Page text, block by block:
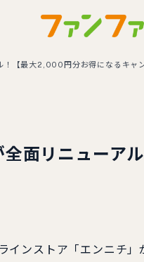
【最大2,000円分お得になるキャ
面リニューア
インストア「エンニチ